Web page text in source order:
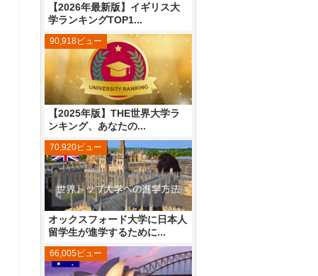
【2026年最新版】イギリス大
学ランキングTOP1...
【2025年版】THE世界大学ラ
ンキング、あなたの...
90,918ビュー
オックスフォード大学に日本人
留学生が進学するために...
70,920ビュー
66,005ビュー